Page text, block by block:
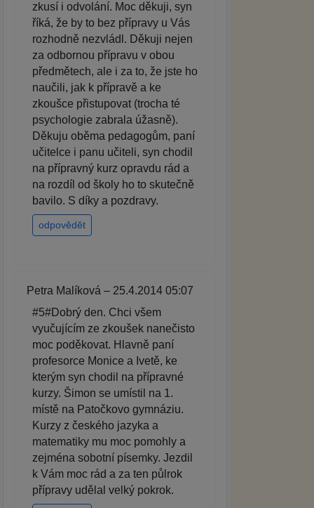
zkusí i odvolání. Moc děkuji, syn
říká, že by to bez přípravy u Vás
rozhodně nezvládl. Děkuji nejen
za odbornou přípravu v obou
předmětech, ale i za to, že jste ho
naučili, jak k přípravě a ke
zkoušce přistupovat (trocha té
psychologie zabrala úžasně).
Děkuju oběma pedagogům, paní
učitelce i panu učiteli, syn chodil
na přípravný kurz opravdu rád a
na rozdíl od školy ho to skutečně
bavilo. S díky a pozdravy.
odpovědět
Petra Malíková – 25.4.2014 05:07
#5#Dobrý den. Chci všem
vyučujícím ze zkoušek nanečisto
moc poděkovat. Hlavně paní
profesorce Monice a Ivetě, ke
kterým syn chodil na přípravné
kurzy. Šimon se umístil na 1.
místě na Patočkovo gymnáziu.
Kurzy z českého jazyka a
matematiky mu moc pomohly a
zejména sobotní písemky. Jezdil
k Vám moc rád a za ten půlrok
přípravy udělal velký pokrok.